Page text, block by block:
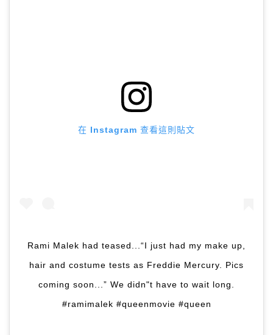
在 Instagram 查看這則貼文
Rami Malek had teased...“I just had my make up,
hair and costume tests as Freddie Mercury. Pics
coming soon...” We didn"t have to wait long.
#ramimalek #queenmovie #queen